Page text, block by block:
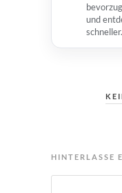
und
schneller.
HINTERLASSE